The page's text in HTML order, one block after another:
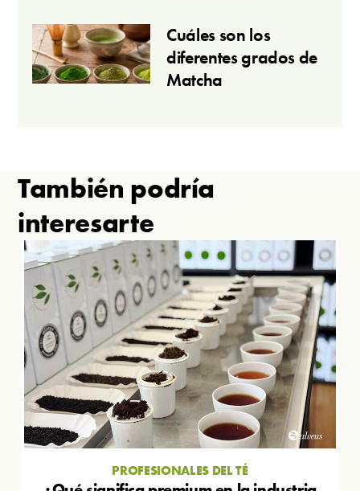
Cuáles son los
diferentes grados de
Matcha
También podría
interesarte
PROFESIONALES DEL TÉ